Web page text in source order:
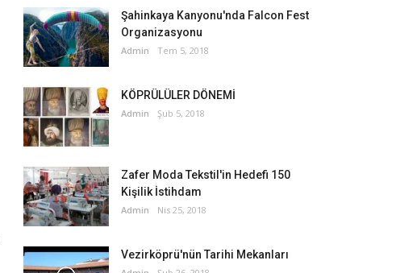
Şahinkaya Kanyonu'nda Falcon Fest
Organizasyonu
Admin Tem 5, 2018
KÖPRÜLÜLER DÖNEMİ
Admin Şub 5, 2018
Zafer Moda Tekstil'in Hedefi 150
Kişilik İstihdam
Admin Nis 25, 2018
Vezirköprü'nün Tarihi Mekanları